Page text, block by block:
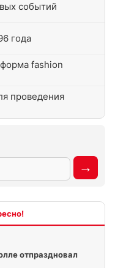
событий
года
fashion
проведения
отпраздновал